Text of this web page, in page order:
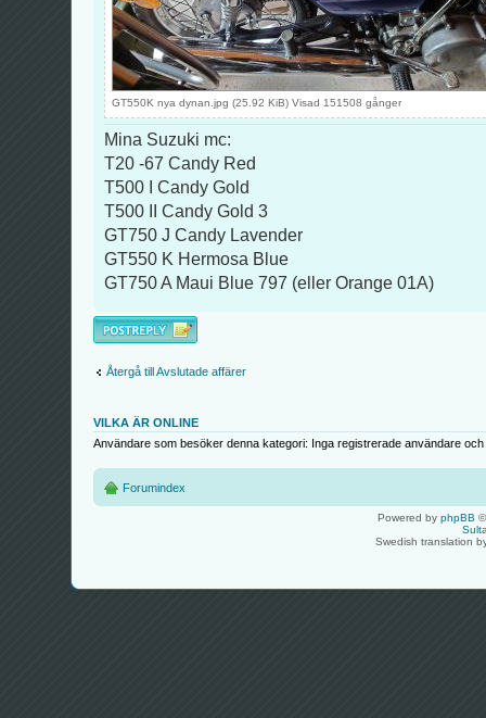
GT550K nya dynan.jpg (25.92 KiB) Visad 151508 gånger
Mina Suzuki mc:
T20 -67 Candy Red
T500 I Candy Gold
T500 II Candy Gold 3
GT750 J Candy Lavender
GT550 K Hermosa Blue
GT750 A Maui Blue 797 (eller Orange 01A)
Besvara
Återgå till Avslutade affärer
VILKA ÄR ONLINE
Användare som besöker denna kategori: Inga registrerade användare
Forumindex
Powered by phpBB
Swedish translation